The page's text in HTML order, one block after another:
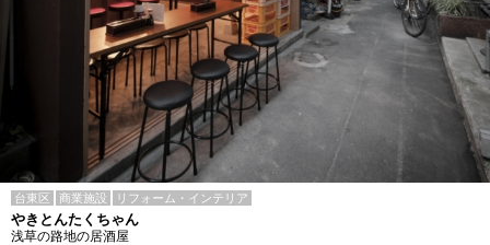
台東区 商業施設 リフォーム・インテリア
やきとんたくちゃん
浅草の路地の居酒屋